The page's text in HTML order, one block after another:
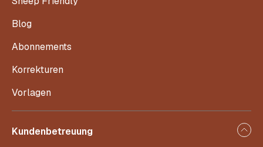
Blog
Abonnements
Korrekturen
Vorlagen
Kundenbetreuung